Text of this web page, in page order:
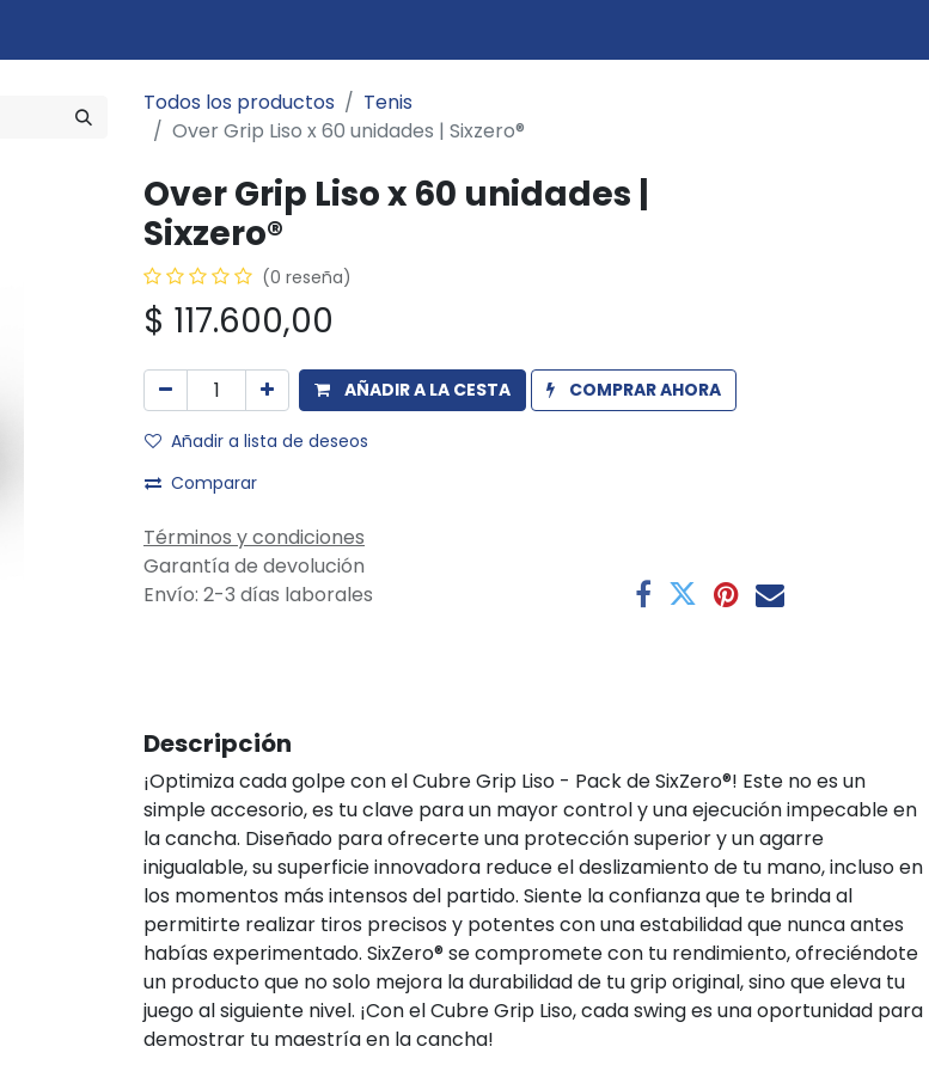
Todos los productos
Tenis
Over Grip Liso x 60 unidades | Sixzero®
Over Grip Liso x 60 unidades |
Sixzero®
(0 reseña)
$ 117.600,00
AÑADIR A LA CESTA COMPRAR AHORA
Añadir a lista de deseos
Comparar
Términos y condiciones
Garantía de devolución
Envío: 2-3 días laborales
Descripción
¡Optimiza cada golpe con el Cubre Grip Liso - Pack de SixZero®! Este no es un
simple accesorio, es tu clave para un mayor control y una ejecución impecable en
la cancha. Diseñado para ofrecerte una protección superior y un agarre
inigualable, su superficie innovadora reduce el deslizamiento de tu mano, incluso en
los momentos más intensos del partido. Siente la confianza que te brinda al
permitirte realizar tiros precisos y potentes con una estabilidad que nunca antes
habías experimentado. SixZero® se compromete con tu rendimiento, ofreciéndote
un producto que no solo mejora la durabilidad de tu grip original, sino que eleva tu
juego al siguiente nivel. ¡Con el Cubre Grip Liso, cada swing es una oportunidad para
demostrar tu maestría en la cancha!